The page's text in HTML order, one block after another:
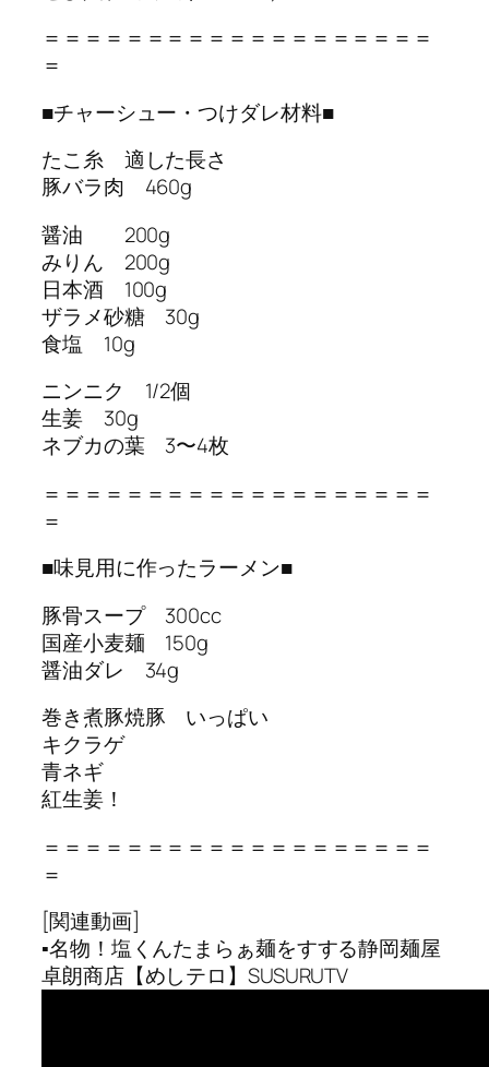
＝＝＝＝＝＝＝＝＝＝＝＝＝＝＝＝＝＝＝
＝
■チャーシュー・つけダレ材料■
たこ糸 適した長さ
豚バラ肉 460g
醤油 200g
みりん 200g
日本酒 100g
ザラメ砂糖 30g
食塩 10g
ニンニク 1/2個
生姜 30g
ネブカの葉 3〜4枚
＝＝＝＝＝＝＝＝＝＝＝＝＝＝＝＝＝＝＝
＝
■味見用に作ったラーメン■
豚骨スープ 300cc
国産小麦麺 150g
醤油ダレ 34g
巻き煮豚焼豚 いっぱい
キクラゲ
青ネギ
紅生姜！
＝＝＝＝＝＝＝＝＝＝＝＝＝＝＝＝＝＝＝
＝
[関連動画]
▪︎名物！塩くんたまらぁ麺をすする静岡麺屋
卓朗商店【めしテロ】SUSURUTV